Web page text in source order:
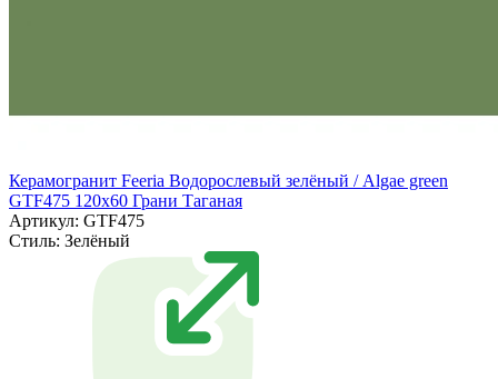
Керамогранит Feeria Водорослевый зелёный / Algae green
GTF475 120х60 Грани Таганая
Артикул: GTF475
Стиль: Зелёный